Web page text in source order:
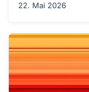
22. Mai 2026